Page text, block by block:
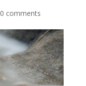
0 comments